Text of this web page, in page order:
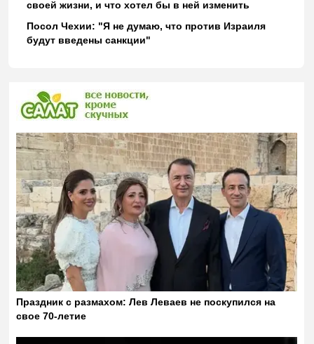
своей жизни, и что хотел бы в ней изменить
Посол Чехии: "Я не думаю, что против Израиля
будут введены санкции"